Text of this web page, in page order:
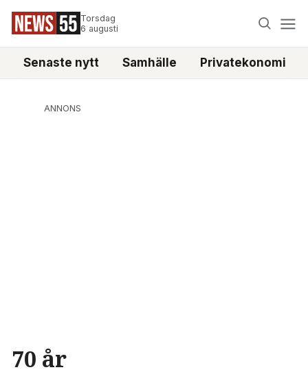
Torsdag
6 augusti
Senaste nytt Samhälle Privatekonomi
ANNONS
70 år